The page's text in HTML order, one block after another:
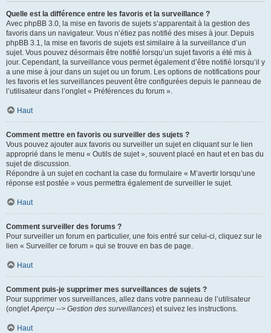
Quelle est la différence entre les favoris et la surveillance ?
Avec phpBB 3.0, la mise en favoris de sujets s’apparentait à la gestion des
favoris dans un navigateur. Vous n’étiez pas notifié des mises à jour. Depuis
phpBB 3.1, la mise en favoris de sujets est similaire à la surveillance d’un
sujet. Vous pouvez désormais être notifié lorsqu’un sujet favoris a été mis à
jour. Cependant, la surveillance vous permet également d’être notifié lorsqu’il y
a une mise à jour dans un sujet ou un forum. Les options de notifications pour
les favoris et les surveillances peuvent être configurées depuis le panneau de
l’utilisateur dans l’onglet « Préférences du forum ».
Haut
Comment mettre en favoris ou surveiller des sujets ?
Vous pouvez ajouter aux favoris ou surveiller un sujet en cliquant sur le lien
approprié dans le menu « Outils de sujet », souvent placé en haut et en bas du
sujet de discussion.
Répondre à un sujet en cochant la case du formulaire « M’avertir lorsqu’une
réponse est postée » vous permettra également de surveiller le sujet.
Haut
Comment surveiller des forums ?
Pour surveiller un forum en particulier, une fois entré sur celui-ci, cliquez sur le
lien « Surveiller ce forum » qui se trouve en bas de page.
Haut
Comment puis-je supprimer mes surveillances de sujets ?
Pour supprimer vos surveillances, allez dans votre panneau de l’utilisateur
(ongletAperçu --> Gestion des surveillances) et suivez les instructions.
Haut